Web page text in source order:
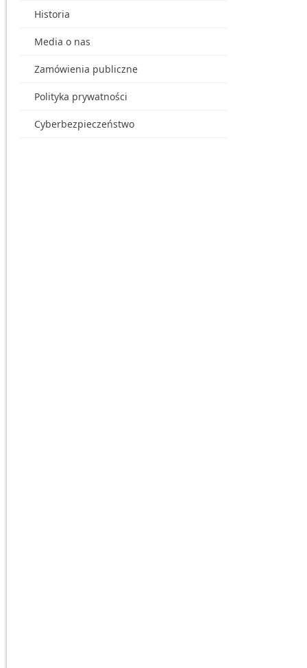
Historia
Media o nas
Zamówienia publiczne
Polityka prywatności
Cyberbezpieczeństwo